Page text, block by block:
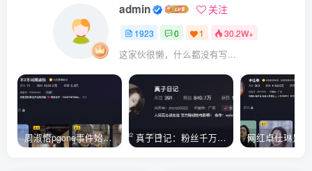
admin 关注
1923 0 1 30.2W+
这家伙很懒，什么都没有写...
周淑怡pgone事件始末，周淑怡现状 真子日记：粉丝千万的真子日记是最懂反转的网红吗？